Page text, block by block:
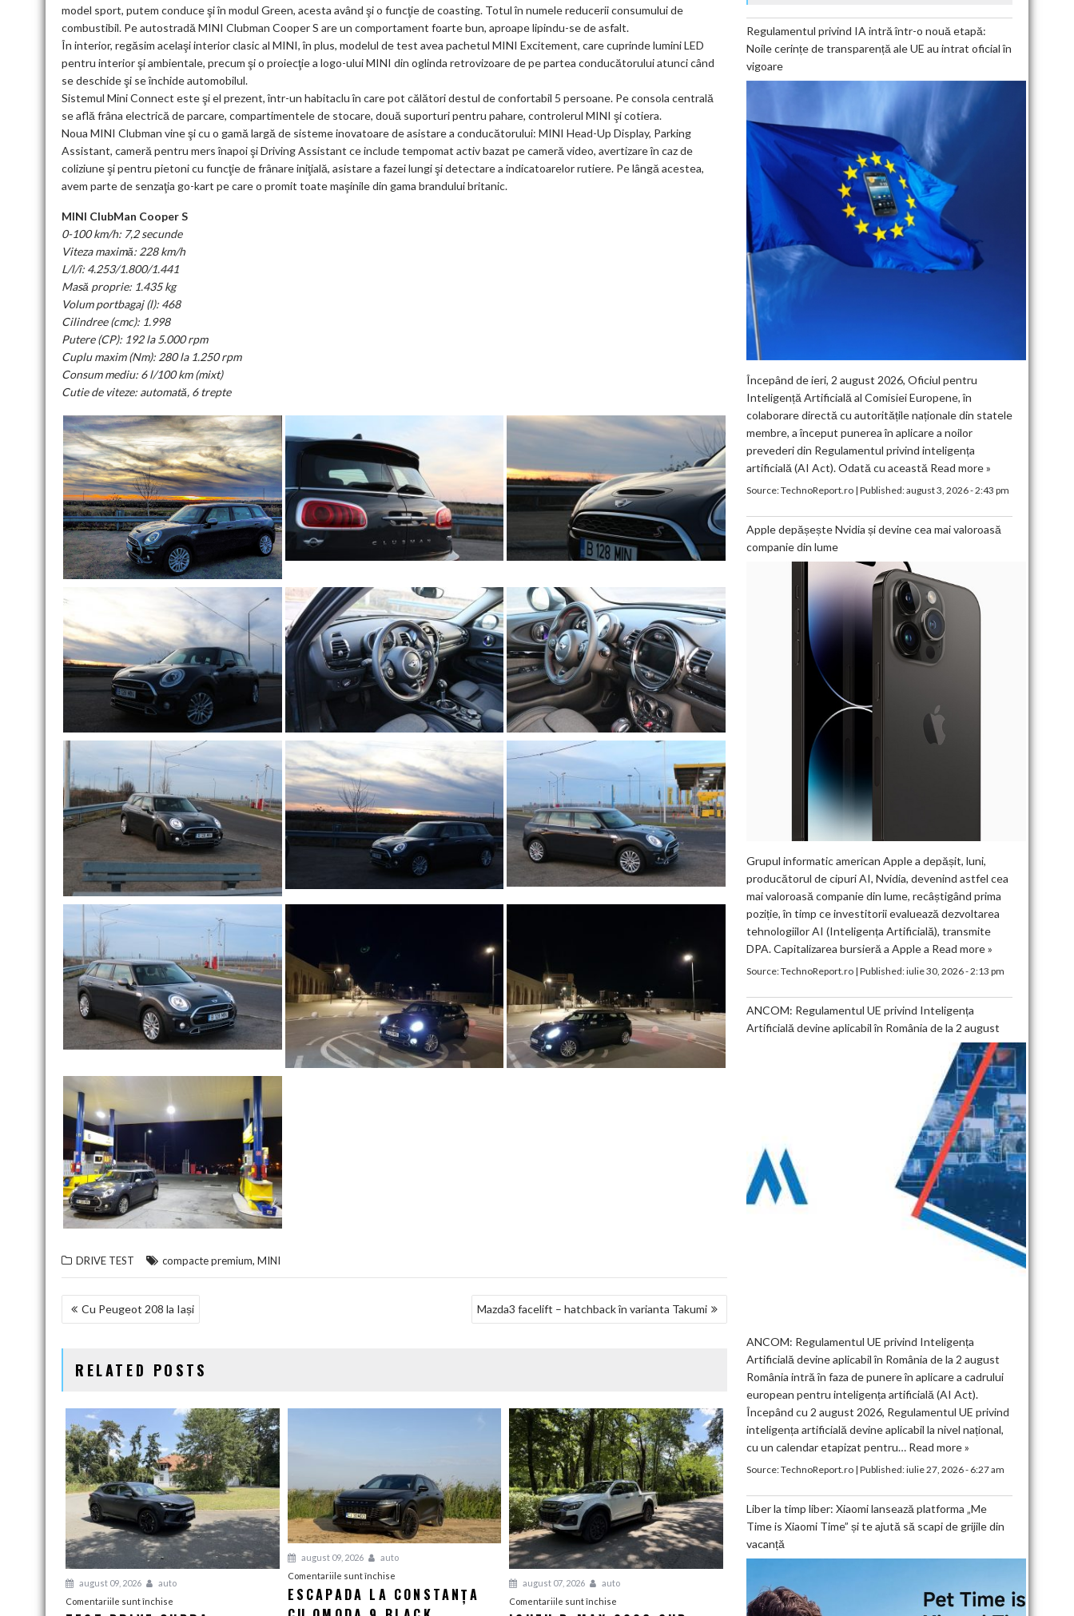
model sport, putem conduce şi în modul Green, acesta având şi o funcţie de coasting. Totul în numele reducerii consumului de
combustibil. Pe autostradă MINI Clubman Cooper S are un comportament foarte bun, aproape lipindu-se de asfalt.
În interior, regăsim acelaşi interior clasic al MINI, în plus, modelul de test avea pachetul MINI Excitement, care cuprinde lumini LED
pentru interior şi ambientale, precum şi o proiecţie a logo-ului MINI din oglinda retrovizoare de pe partea conducătorului atunci când
se deschide şi se închide automobilul.
Sistemul Mini Connect este şi el prezent, într-un habitaclu în care pot călători destul de confortabil 5 persoane. Pe consola centrală
se află frâna electrică de parcare, compartimentele de stocare, două suporturi pentru pahare, controlerul MINI şi cotiera.
Noua MINI Clubman vine şi cu o gamă largă de sisteme inovatoare de asistare a conducătorului: MINI Head-Up Display, Parking
Assistant, cameră pentru mers înapoi şi Driving Assistant ce include tempomat activ bazat pe cameră video, avertizare în caz de
coliziune şi pentru pietoni cu funcţie de frânare iniţială, asistare a fazei lungi şi detectare a indicatoarelor rutiere. Pe lângă acestea,
avem parte de senzaţia go-kart pe care o promit toate maşinile din gama brandului britanic.
MINI ClubMan Cooper S
0-100 km/h: 7,2 secunde
Viteza maximă: 228 km/h
L/l/î: 4.253/1.800/1.441
Masă proprie: 1.435 kg
Volum portbagaj (l): 468
Cilindree (cmc): 1.998
Putere (CP): 192 la 5.000 rpm
Cuplu maxim (Nm): 280 la 1.250 rpm
Consum mediu: 6 l/100 km (mixt)
Cutie de viteze: automată, 6 trepte
DRIVE TEST compacte premium, MINI
NAVIGARE
ARTICOLE
Cu Peugeot 208 la Iași Mazda3 facelift – hatchback în varianta Takumi
RELATED POSTS
august 09, 2026
auto
Comentariile sunt închise
august 09, 2026
auto
Comentariile sunt închisepentru
Escapada
la
ESCAPADA LA CONSTANȚA
august 07, 2026
auto
Comentariile sunt închise
Regulamentul privind IA intră într-o nouă etapă:
Noile cerințe de transparență ale UE au intrat oficial în
vigoare
Începând de ieri, 2 august 2026, Oficiul pentru
Inteligență Artificială al Comisiei Europene, în
colaborare directă cu autoritățile naționale din statele
membre, a început punerea în aplicare a noilor
prevederi din Regulamentul privind inteligența
artificială (AI Act). Odată cu această Read more »
Source:TechnoReport.ro| Published:august 3, 2026 - 2:43 pm
Apple depășește Nvidia și devine cea mai valoroasă
companie din lume
Grupul informatic american Apple a depășit, luni,
producătorul de cipuri AI, Nvidia, devenind astfel cea
mai valoroasă companie din lume, recâștigând prima
poziție, în timp ce investitorii evaluează dezvoltarea
tehnologiilor AI (Inteligența Artificială), transmite
DPA. Capitalizarea bursieră a Apple a Read more »
Source:TechnoReport.ro| Published:iulie 30, 2026 - 2:13 pm
ANCOM: Regulamentul UE privind Inteligența
Artificială devine aplicabil în România de la 2 august
ANCOM: Regulamentul UE privind Inteligența
Artificială devine aplicabil în România de la 2 august
România intră în faza de punere în aplicare a cadrului
european pentru inteligența artificială (AI Act).
Începând cu 2 august 2026, Regulamentul UE privind
inteligența artificială devine aplicabil la nivel național,
cu un calendar etapizat pentru… Read more »
Source:TechnoReport.ro| Published:iulie 27, 2026 - 6:27 am
Liber la timp liber: Xiaomi lansează platforma „Me
Time is Xiaomi Time” și te ajută să scapi de grijile din
vacanță